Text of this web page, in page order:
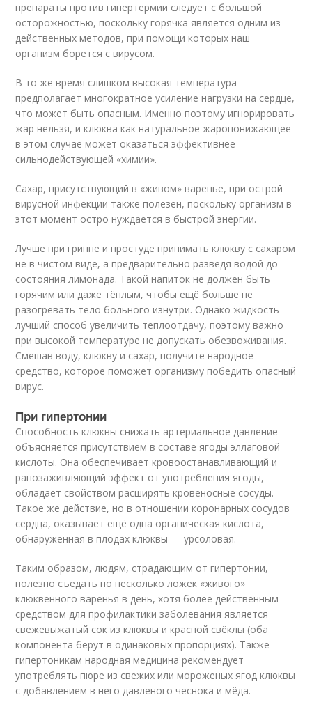
препараты против гипертермии следует с большой
осторожностью, поскольку горячка является одним из
действенных методов, при помощи которых наш
организм борется с вирусом.
В то же время слишком высокая температура
предполагает многократное усиление нагрузки на сердце,
что может быть опасным. Именно поэтому игнорировать
жар нельзя, и клюква как натуральное жаропонижающее
в этом случае может оказаться эффективнее
сильнодействующей «химии».
Сахар, присутствующий в «живом» варенье, при острой
вирусной инфекции также полезен, поскольку организм в
этот момент остро нуждается в быстрой энергии.
Лучше при гриппе и простуде принимать клюкву с сахаром
не в чистом виде, а предварительно разведя водой до
состояния лимонада. Такой напиток не должен быть
горячим или даже тёплым, чтобы ещё больше не
разогревать тело больного изнутри. Однако жидкость —
лучший способ увеличить теплоотдачу, поэтому важно
при высокой температуре не допускать обезвоживания.
Смешав воду, клюкву и сахар, получите народное
средство, которое поможет организму победить опасный
вирус.
При гипертонии
Способность клюквы снижать артериальное давление
объясняется присутствием в составе ягоды эллаговой
кислоты. Она обеспечивает кровоостанавливающий и
ранозаживляющий эффект от употребления ягоды,
обладает свойством расширять кровеносные сосуды.
Такое же действие, но в отношении коронарных сосудов
сердца, оказывает ещё одна органическая кислота,
обнаруженная в плодах клюквы — урсоловая.
Таким образом, людям, страдающим от гипертонии,
полезно съедать по несколько ложек «живого»
клюквенного варенья в день, хотя более действенным
средством для профилактики заболевания является
свежевыжатый сок из клюквы и красной свёклы (оба
компонента берут в одинаковых пропорциях). Также
гипертоникам народная медицина рекомендует
употреблять пюре из свежих или мороженых ягод клюквы
с добавлением в него давленого чеснока и мёда.